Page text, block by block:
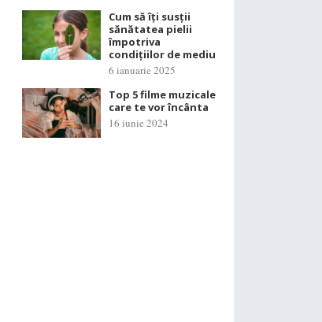
Cum să îți susții
sănătatea pielii
împotriva
condițiilor de mediu
6 ianuarie 2025
Top 5 filme muzicale
care te vor încânta
16 iunie 2024